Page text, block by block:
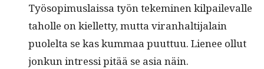
Työ­sopimus­lais­sa työn tekem­i­nen kil­pail­e­valle
taholle on kiel­let­ty, mut­ta viran­halti­jalain
puolelta se kas kum­maa puut­tuu. Lie­nee ollut
jonkun intres­si pitää se asia näin.